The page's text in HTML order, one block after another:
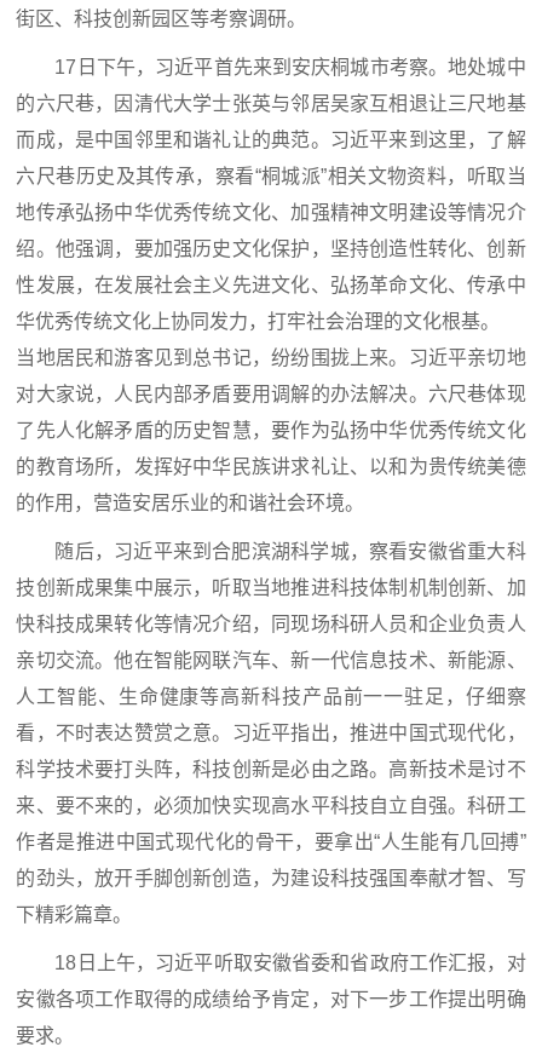
街区、科技创新园区等考察调研。
17日下午，习近平首先来到安庆桐城市考察。地处城中
的六尺巷，因清代大学士张英与邻居吴家互相退让三尺地基
而成，是中国邻里和谐礼让的典范。习近平来到这里，了解
六尺巷历史及其传承，察看“桐城派”相关文物资料，听取当
地传承弘扬中华优秀传统文化、加强精神文明建设等情况介
绍。他强调，要加强历史文化保护，坚持创造性转化、创新
性发展，在发展社会主义先进文化、弘扬革命文化、传承中
华优秀传统文化上协同发力，打牢社会治理的文化根基。
当地居民和游客见到总书记，纷纷围拢上来。习近平亲切地
对大家说，人民内部矛盾要用调解的办法解决。六尺巷体现
了先人化解矛盾的历史智慧，要作为弘扬中华优秀传统文化
的教育场所，发挥好中华民族讲求礼让、以和为贵传统美德
的作用，营造安居乐业的和谐社会环境。
随后，习近平来到合肥滨湖科学城，察看安徽省重大科
技创新成果集中展示，听取当地推进科技体制机制创新、加
快科技成果转化等情况介绍，同现场科研人员和企业负责人
亲切交流。他在智能网联汽车、新一代信息技术、新能源、
人工智能、生命健康等高新科技产品前一一驻足，仔细察
看，不时表达赞赏之意。习近平指出，推进中国式现代化，
科学技术要打头阵，科技创新是必由之路。高新技术是讨不
来、要不来的，必须加快实现高水平科技自立自强。科研工
作者是推进中国式现代化的骨干，要拿出“人生能有几回搏”
的劲头，放开手脚创新创造，为建设科技强国奉献才智、写
下精彩篇章。
18日上午，习近平听取安徽省委和省政府工作汇报，对
安徽各项工作取得的成绩给予肯定，对下一步工作提出明确
要求。